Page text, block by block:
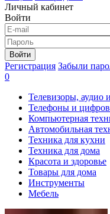
Личный кабинет
Войти
Войти
Регистрация Забыли
0
Телевизоры, аудио
Телефоны и
Компьютерная
Автомобильная
Техника для кухни
Техника для дома
Красота и здоровье
Товары для дома
Инструменты
Мебель